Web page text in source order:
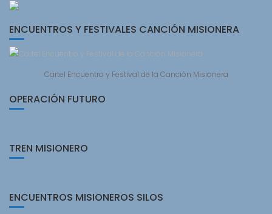
ENCUENTROS Y FESTIVALES CANCIÓN MISIONERA
Cartel Encuentro y Festival de la Canción Misionera
OPERACIÓN FUTURO
TREN MISIONERO
ENCUENTROS MISIONEROS SILOS